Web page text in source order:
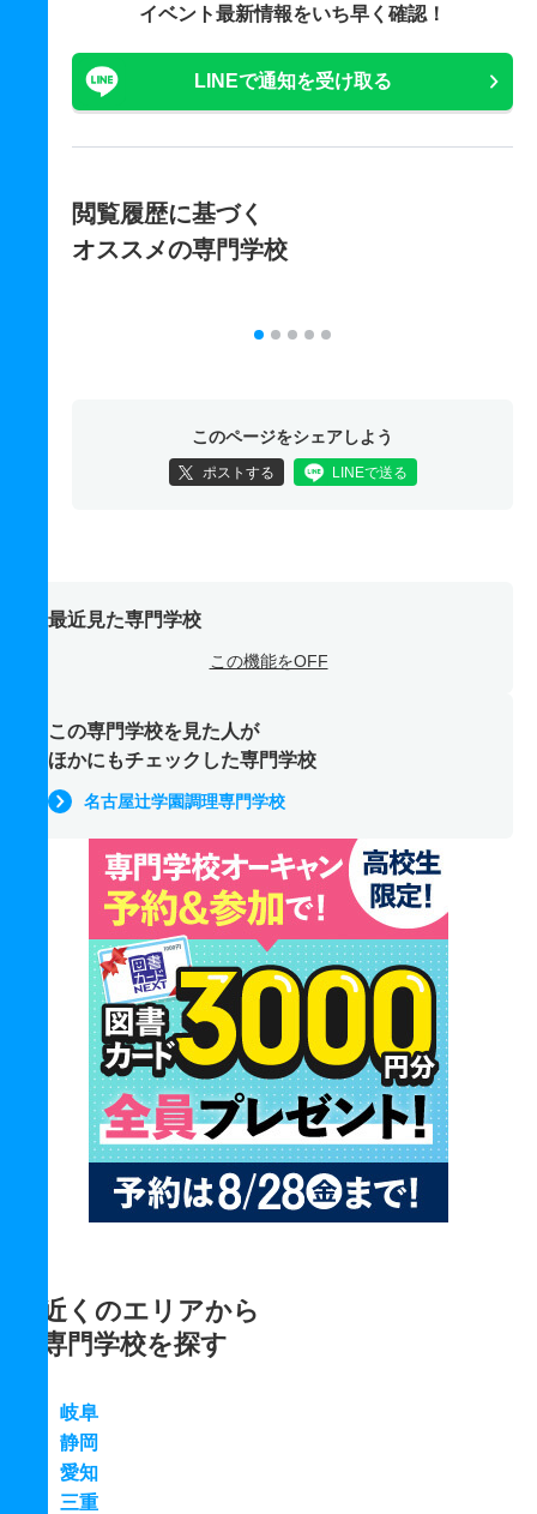
イベント最新情報をいち早く確認！
LINEで通知を受け取る
閲覧履歴に基づく
オススメの専門学校
このページをシェアしよう
ポストする LINEで送る
最近見た専門学校
この機能をOFF
この専門学校を見た人が
ほかにもチェックした専門学校
名古屋辻学園調理専門学校
近くのエリアから
専門学校を探す
岐阜
静岡
愛知
三重